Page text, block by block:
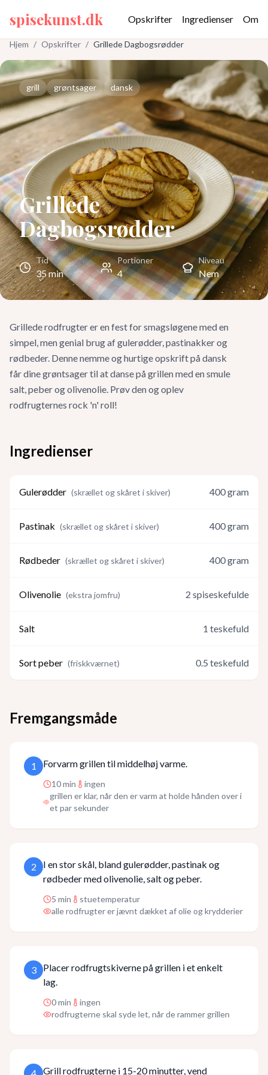
spisekunst.dk Opskrifter Ingredienser Om
Hjem / Opskrifter / Grillede Dagbogsrødder
grill grøntsager dansk
Grillede
Dagbogsrødder
Tid
35min
Portioner
4
Niveau
Nem
Grillede rodfrugter er en fest for smagsløgene med en
simpel, men genial brug af gulerødder, pastinakker og
rødbeder. Denne nemme og hurtige opskrift på dansk
får dine grøntsager til at danse på grillen med en smule
salt, peber og olivenolie. Prøv den og oplev
rodfrugternes rock 'n' roll!
Ingredienser
Gulerødder (skrællet og skåret i skiver) 400gram
Pastinak (skrællet og skåret i skiver) 400gram
Rødbeder (skrællet og skåret i skiver) 400gram
Olivenolie (ekstra jomfru) 2 spiseskefulde
Salt 1 teskefuld
Sort peber (friskkværnet) 0.5 teskefuld
Fremgangsmåde
1 Forvarm grillen til middelhøj varme.
10min
ingen
grillen er klar, når den er varm at holde hånden over i
et par sekunder
2
I en stor skål, bland gulerødder, pastinak og
rødbeder med olivenolie, salt og peber.
5 min
stuetemperatur
alle rodfrugter er jævnt dækket af olie og krydderier
3
Placer rodfrugtskiverne på grillen i et enkelt
lag.
0min
ingen
rodfrugterne skal syde let, når de rammer grillen
Grill rodfrugterne i 15-20 minutter, vend